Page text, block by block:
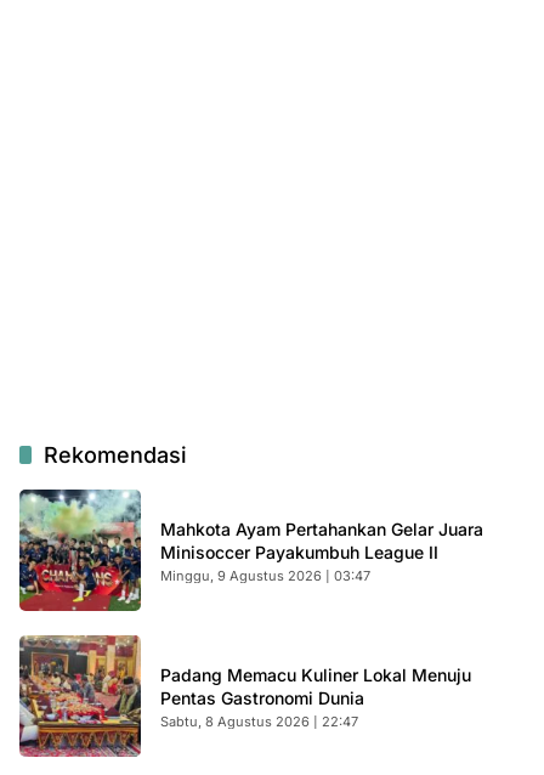
Rekomendasi
Mahkota Ayam Pertahankan Gelar Juara
Minisoccer Payakumbuh League II
Minggu, 9 Agustus 2026 | 03:47
Padang Memacu Kuliner Lokal Menuju
Pentas Gastronomi Dunia
Sabtu, 8 Agustus 2026 | 22:47